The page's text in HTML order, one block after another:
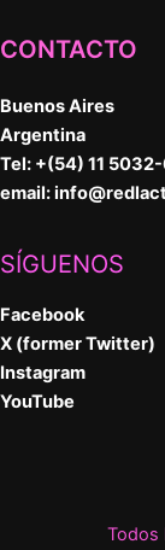
CONTACTO
Buenos Aires
Argentina
Tel: +(54) 11
email:
SÍGUENOS
Facebook
X (former Twitter)
Instagram
YouTube
Todos